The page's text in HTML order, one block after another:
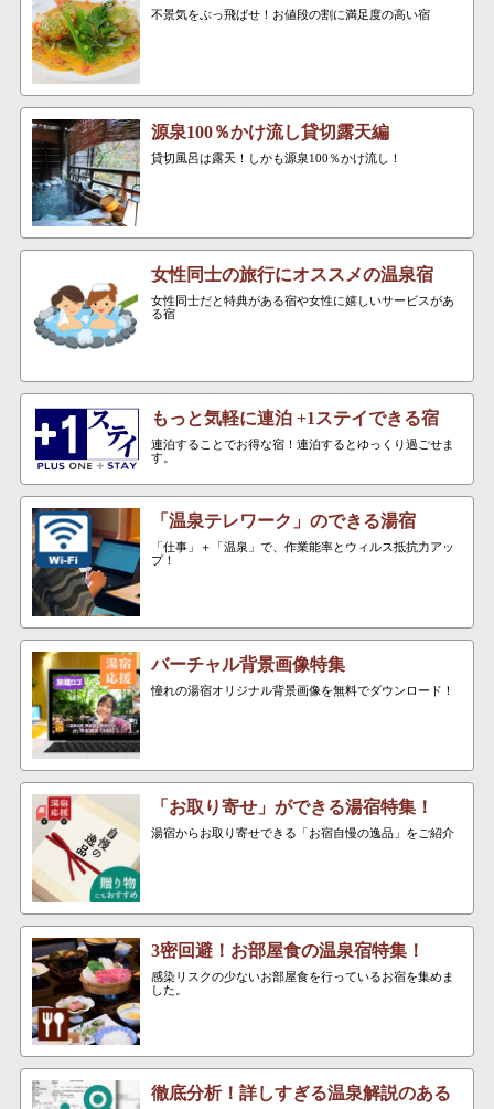
不景気をぶっ飛ばせ！お値段の割に満足度の高い宿
源泉100％かけ流し貸切露天編
貸切風呂は露天！しかも源泉100％かけ流し！
女性同士の旅行にオススメの温泉宿
女性同士だと特典がある宿や女性に嬉しいサービスがあ
る宿
もっと気軽に連泊 +1ステイできる宿
連泊することでお得な宿！連泊するとゆっくり過ごせま
す。
「温泉テレワーク」のできる湯宿
「仕事」＋「温泉」で、作業能率とウィルス抵抗力アッ
プ！
バーチャル背景画像特集
憧れの湯宿オリジナル背景画像を無料でダウンロード！
「お取り寄せ」ができる湯宿特集！
湯宿からお取り寄せできる「お宿自慢の逸品」をご紹介
3密回避！お部屋食の温泉宿特集！
感染リスクの少ないお部屋食を行っているお宿を集めま
した。
徹底分析！詳しすぎる温泉解説のある